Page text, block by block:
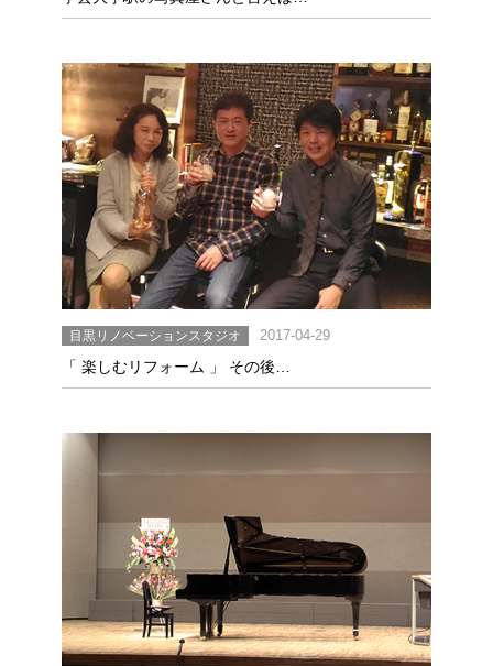
目黒リノベーションスタジオ 2017-04-29
「 楽しむリフォーム 」 その後…